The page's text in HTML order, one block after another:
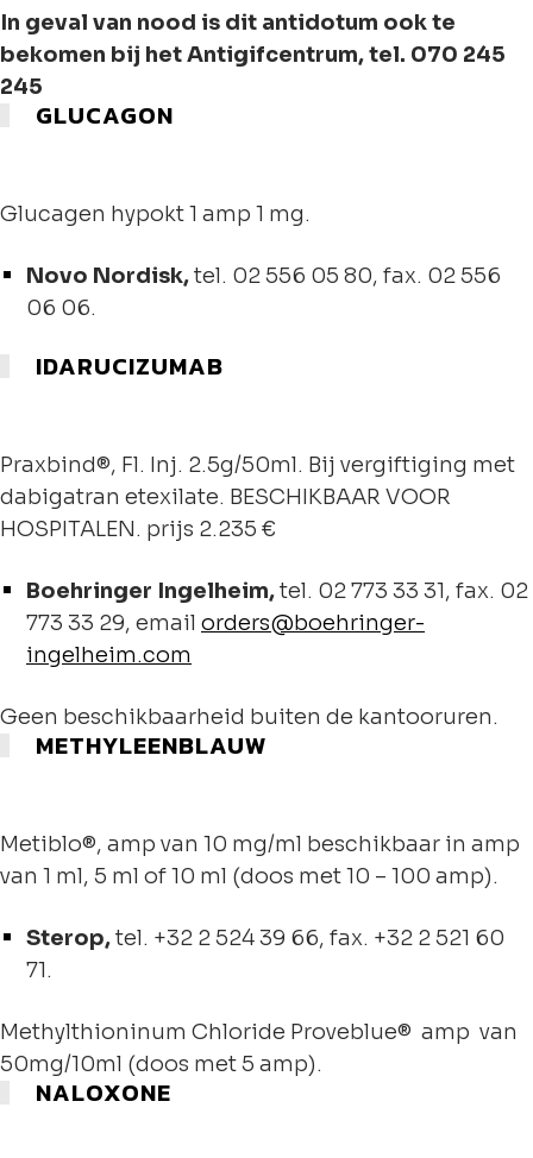
In geval van nood is dit antidotum ook te
bekomen bij het Antigifcentrum, tel. 070 245
245
GLUCAGON
Glucagen hypokt 1 amp 1 mg.
Novo Nordisk,tel. 02 556 05 80, fax. 02 556
06 06.
IDARUCIZUMAB
Praxbind®, Fl. Inj. 2.5g/50ml. Bij vergiftiging met
dabigatran etexilate. BESCHIKBAAR VOOR
HOSPITALEN. prijs 2.235 €
Boehringer Ingelheim,tel. 02 773 33 31, fax. 02
773 33 29, email orders@boehringer-
ingelheim.com
Geen beschikbaarheid buiten de kantooruren.
METHYLEENBLAUW
Metiblo®, amp van 10 mg/ml beschikbaar in amp
van 1 ml, 5 ml of 10 ml (doos met 10 – 100 amp).
Sterop,tel. +32 2 524 39 66, fax. +32 2 521 60
71.
Methylthioninum Chloride Proveblue® amp van
50mg/10ml (doos met 5 amp).
NALOXONE